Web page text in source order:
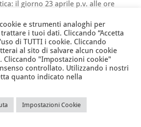
il giorno 23 aprile p.v. alle ore
Tutte le Età Attive per la Solidarietà
Giulia ODV
Tel/Fax +39 0432 246432
94067020308 |
e strumenti analoghi per
i tuoi dati. Cliccando “Accetta
di TUTTI i cookie. Cliccando
al sito di salvare alcun cookie
Cliccando "Impostazioni cookie"
controllato. Utilizzando i nostri
quanto indicato nella
Impostazioni Cookie